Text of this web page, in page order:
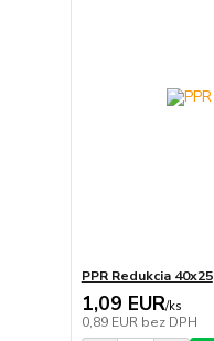
PPR Redukcia 40x25
1,09 EUR/ks
0,89 EUR bez DPH